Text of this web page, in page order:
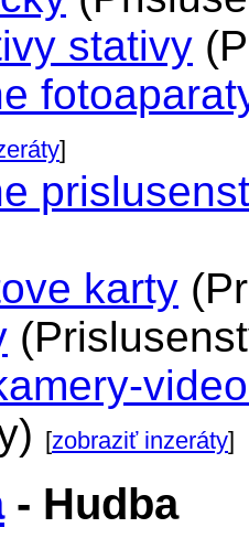
stativy
]
karty
[zobraziť inzeráty]
- Hudba